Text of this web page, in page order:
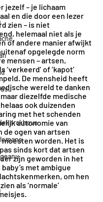
jezelf – je lichaam
en die door een lezer
zien – is niet
helemaal niet als je
of andere manier afwijkt
opgelegde norm
mensen – artsen,
‘verkeerd’ of ‘kapot’
De mensheid heeft
wereld te danken
diezelfde medische
ook duizenden
met het schenden
autonomie van
de ogen van artsen
moesten worden. Het is
sinds kort dat artsen
zijn geworden in het
met ambigue
om hen
als ‘normale’